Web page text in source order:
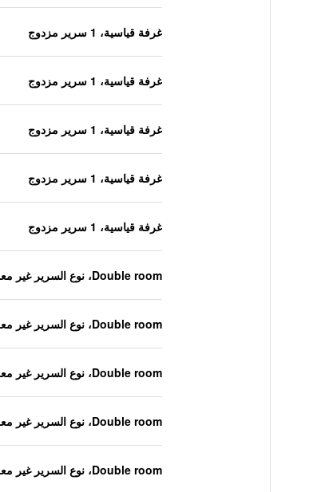
غرفة قياسية، 1 سرير مزدوج
غرفة قياسية، 1 سرير مزدوج
غرفة قياسية، 1 سرير مزدوج
غرفة قياسية، 1 سرير مزدوج
غرفة قياسية، 1 سرير مزدوج
Double room، نوع السرير غير معروف
Double room، نوع السرير غير معروف
Double room، نوع السرير غير معروف
Double room، نوع السرير غير معروف
Double room، نوع السرير غير معروف